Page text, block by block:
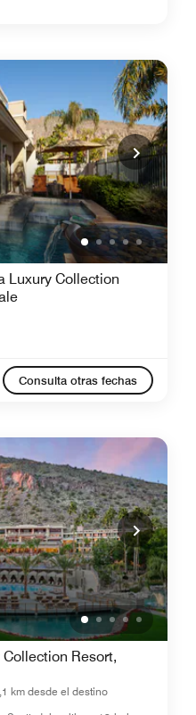
Luxury Collection
Consulta otras fechas
Resort,
km desde el destino